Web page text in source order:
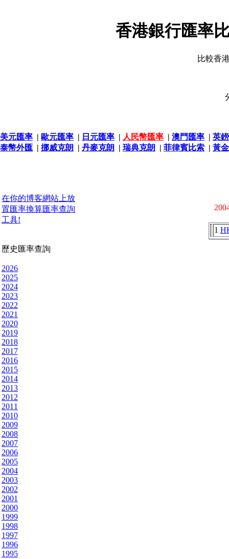
香港銀行匯率
比較香
美元匯率 | 歐元匯率 | 日元匯率 | 人民幣匯率 | 澳門匯率 | 英
泰幣外匯 | 挪威克朗 | 丹麥克朗 | 瑞典克朗 | 菲律賓比索 | 黃
在你的博客網站上放
置匯率換算匯率查詢
工具!
歷史匯率查詢
2026
2025
2024
2023
2022
2021
2020
2019
2018
2017
2016
2015
2014
2013
2012
2011
2010
2009
2008
2007
2006
2005
2004
2003
2002
2001
2000
1999
1998
1997
1996
1995
1